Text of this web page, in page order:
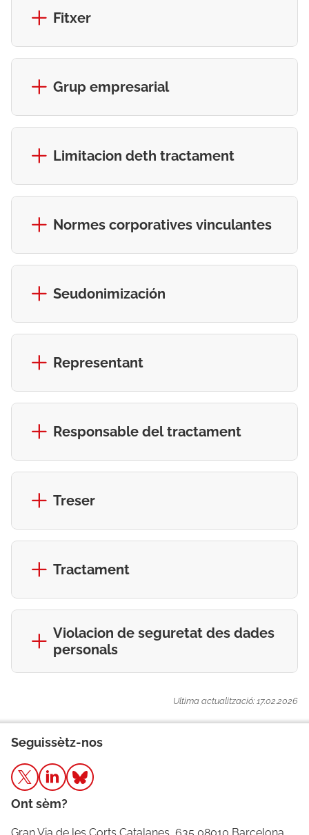
Fitxer
Grup empresarial
Limitacion deth tractament
Normes corporatives vinculantes
Seudonimización
Representant
Responsable del tractament
Treser
Tractament
Violacion de seguretat des dades
personals
Ultima actualització: 17.02.2026
Seguissètz-nos
Ont sèm?